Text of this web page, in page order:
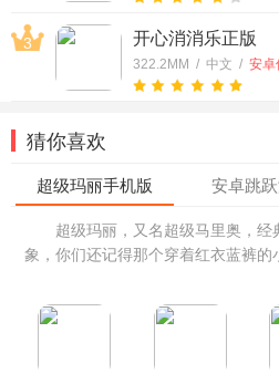
3 开心消消乐正版
322.2MM / 中文 / 安卓
猜你喜欢
超级玛丽，又名超级马里奥，经
象，你们还记得那个穿着红衣蓝裤的